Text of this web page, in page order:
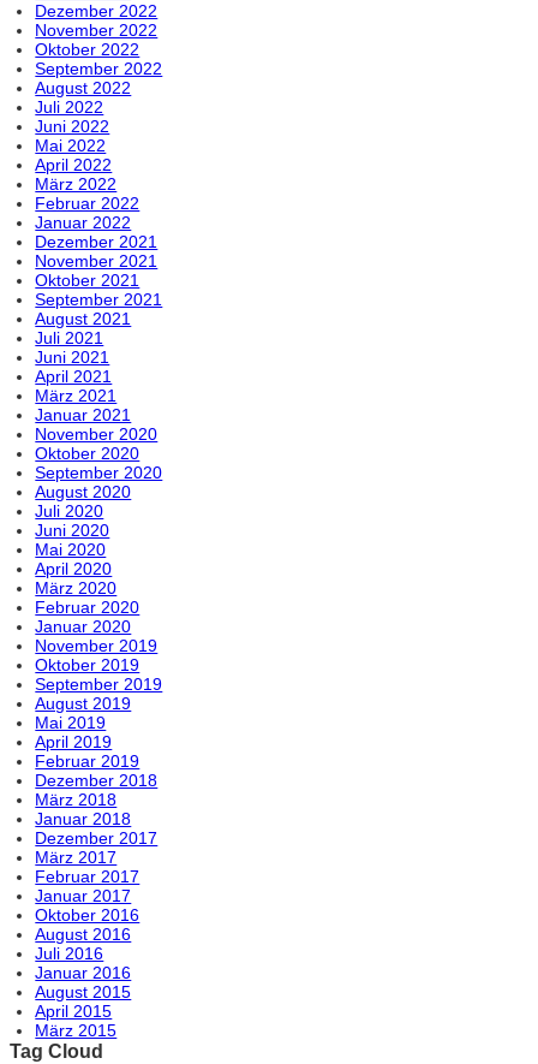
Dezember 2022
November 2022
Oktober 2022
September 2022
August 2022
Juli 2022
Juni 2022
Mai 2022
April 2022
März 2022
Februar 2022
Januar 2022
Dezember 2021
November 2021
Oktober 2021
September 2021
August 2021
Juli 2021
Juni 2021
April 2021
März 2021
Januar 2021
November 2020
Oktober 2020
September 2020
August 2020
Juli 2020
Juni 2020
Mai 2020
April 2020
März 2020
Februar 2020
Januar 2020
November 2019
Oktober 2019
September 2019
August 2019
Mai 2019
April 2019
Februar 2019
Dezember 2018
März 2018
Januar 2018
Dezember 2017
März 2017
Februar 2017
Januar 2017
Oktober 2016
August 2016
Juli 2016
Januar 2016
August 2015
April 2015
März 2015
Tag Cloud